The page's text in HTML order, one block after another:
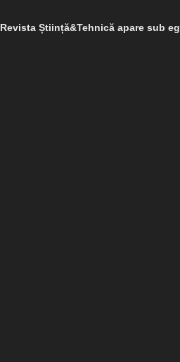
Revista Știință&Tehnică apare sub